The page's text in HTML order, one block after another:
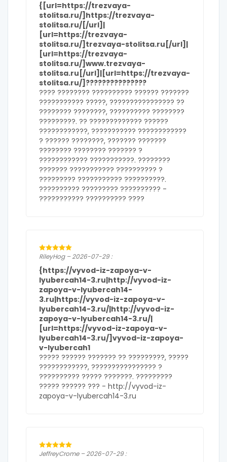
{[url=https://trezvaya-
stolitsa.ru/]https://trezvaya-
stolitsa.ru/[/url]|
[url=https://trezvaya-
stolitsa.ru/]trezvaya-stolitsa.ru[/url]|
[url=https://trezvaya-
stolitsa.ru/]www.trezvaya-
stolitsa.ru[/url]|[url=https://trezvaya-
stolitsa.ru/]???????????????
???? ???????? ?????????? ?????? ???????
??????????? ?????, ???????????????? ??
???????? ????????, ?????????? ????????
?????????. ?? ????????????? ??????
????????????, ??????????? ????????????
? ?????? ????????, ??????? ???????
???????? ???????? ??????? ?
???????????? ???????????. ????????
??????? ??????????? ?????????? ?
????????? ??????????? ??????????.
?????????? ????????? ?????????? -
??????????? ?????????? ????
RileyHog – 2026-07-29 :
{https://vyvod-iz-zapoya-v-
lyubercah14-3.ru|http://vyvod-iz-
zapoya-v-lyubercah14-
3.ru|https://vyvod-iz-zapoya-v-
lyubercah14-3.ru/|http://vyvod-iz-
zapoya-v-lyubercah14-3.ru/|
[url=https://vyvod-iz-zapoya-v-
lyubercah14-3.ru/]vyvod-iz-zapoya-
v-lyubercah1
????? ?????? ??????? ?? ?????????, ?????
????????????, ???????????????? ?
?????????? ????? ???????. ?????????
????? ?????? ??? - http://vyvod-iz-
zapoya-v-lyubercah14-3.ru
JeffreyCrome – 2026-07-29 :